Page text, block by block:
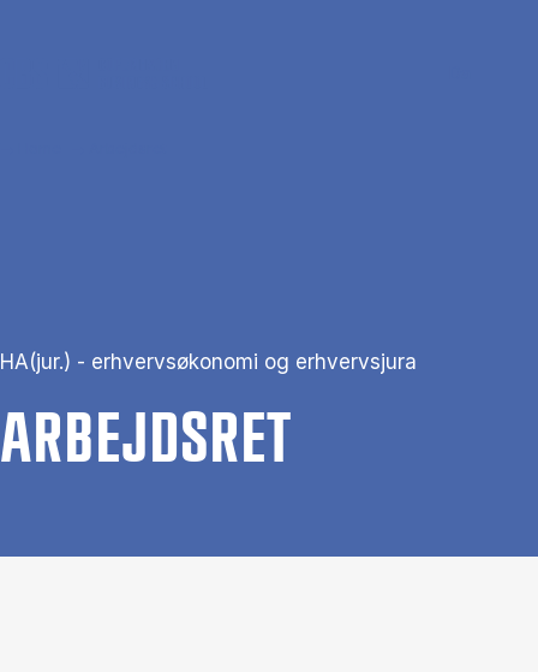
HA(jur.) - erhvervsøkonomi og erhvervsjura
AR­BEJDS­RET